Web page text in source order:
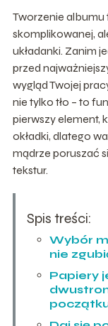
Tworzenie albumu
skomplikowanej,
układanki. Zanim
przed
wygląd Twojej
nie tylko tło – to
pierwszy element,
okładki, dlatego
mądrze poruszać
tekstur.
Spis treści:
Wybór
nie
Papiery